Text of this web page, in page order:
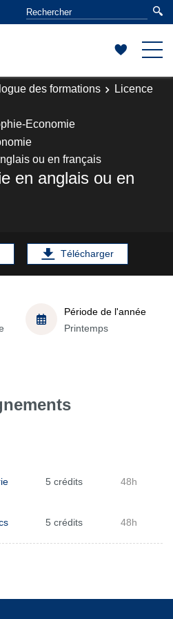
des formations
Licence
Economie
ou en français
en anglais ou en
Télécharger
Période de l'année
Printemps
5 crédits 48h
5 crédits 48h